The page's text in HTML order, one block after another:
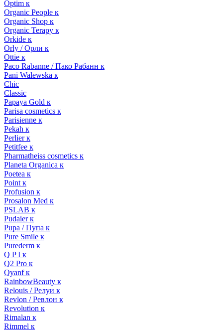
Optim к
Organic People к
Organic Shop к
Organic Terapy к
Orkide к
Orly / Орли к
Ottie к
Paco Rabanne / Пако Рабанн к
Pani Walewska к
Chic
Classic
Papaya Gold к
Parisa cosmetics к
Parisienne к
Pekah к
Perlier к
Petitfee к
Pharmatheiss cosmetics к
Planeta Organica к
Poetea к
Point к
Profusion к
Prosalon Med к
PSLAB к
Pudaier к
Pupa / Пупа к
Pure Smile к
Purederm к
Q P I к
Q2 Pro к
Qyanf к
RainbowBeauty к
Relouis / Релуи к
Revlon / Ревлон к
Revolution к
Rimalan к
Rimmel к